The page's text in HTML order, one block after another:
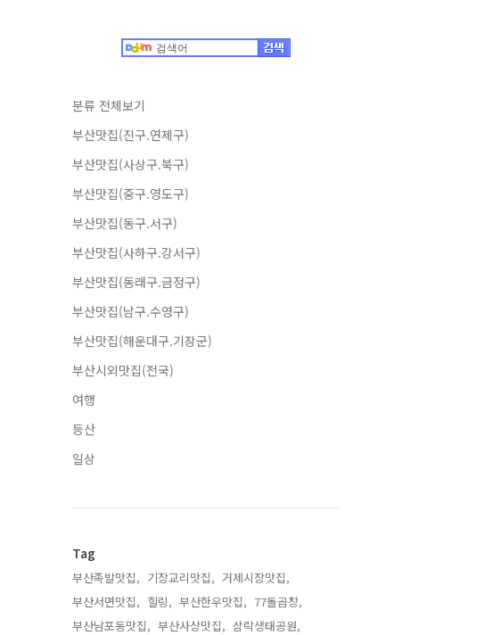
분류 전체보기
부산맛집(진구.연제구)
부산맛집(사상구.북구)
부산맛집(중구.영도구)
부산맛집(동구.서구)
부산맛집(사하구.강서구)
부산맛집(동래구.금정구)
부산맛집(남구.수영구)
부산맛집(해운대구.기장군)
부산시외맛집(전국)
여행
등산
일상
Tag
부산족발맛집, 기장교리맛집, 거제시장맛집,
부산서면맛집, 힐링, 부산한우맛집, 77돌곱창,
부산남포동맛집, 부산사상맛집, 삼락생태공원,